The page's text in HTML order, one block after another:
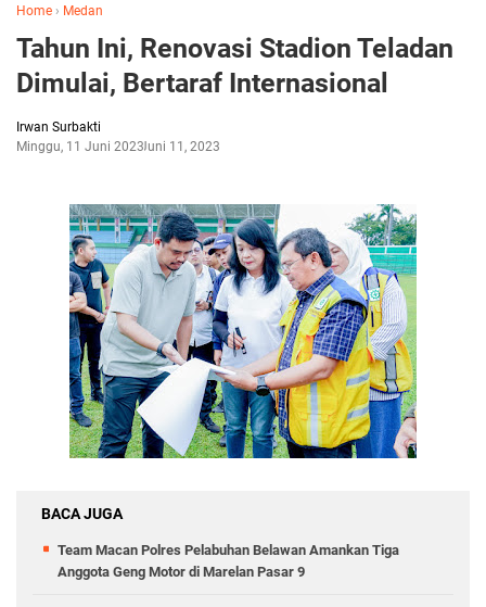
Home › Medan
Tahun Ini, Renovasi Stadion Teladan
Dimulai, Bertaraf Internasional
Irwan Surbakti
Minggu, 11 Juni 2023Juni 11, 2023
BACA JUGA
Team Macan Polres Pelabuhan Belawan Amankan Tiga
Anggota Geng Motor di Marelan Pasar 9